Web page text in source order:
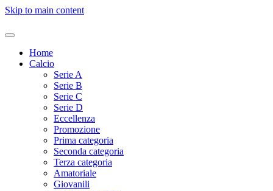
Skip to main content
Home
Calcio
Serie A
Serie B
Serie C
Serie D
Eccellenza
Promozione
Prima categoria
Seconda categoria
Terza categoria
Amatoriale
Giovanili